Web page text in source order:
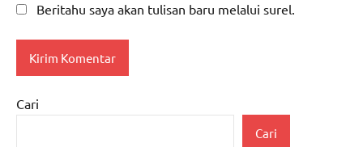
Beritahu saya akan tulisan baru melalui surel.
Cari
Cari